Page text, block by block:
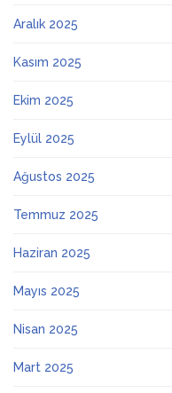
Aralık 2025
Kasım 2025
Ekim 2025
Eylül 2025
Ağustos 2025
Temmuz 2025
Haziran 2025
Mayıs 2025
Nisan 2025
Mart 2025